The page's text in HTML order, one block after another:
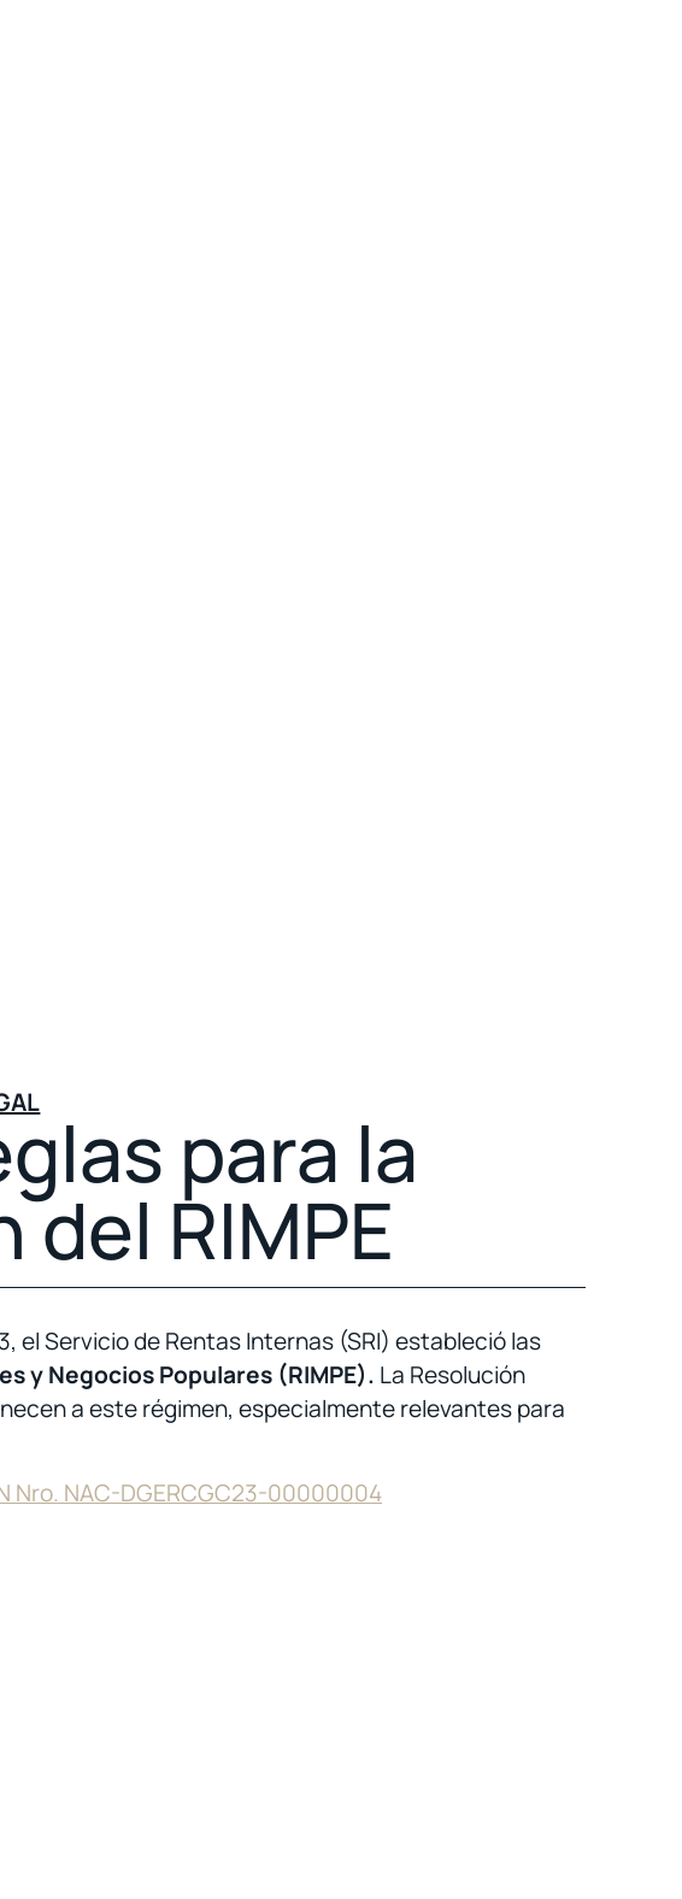
para la
RIMPE
el Servicio de Rentas Internas (SRI) estableció las
y Negocios Populares (RIMPE). La Resolución
a este régimen, especialmente relevantes para
Nro. NAC-DGERCGC23-00000004